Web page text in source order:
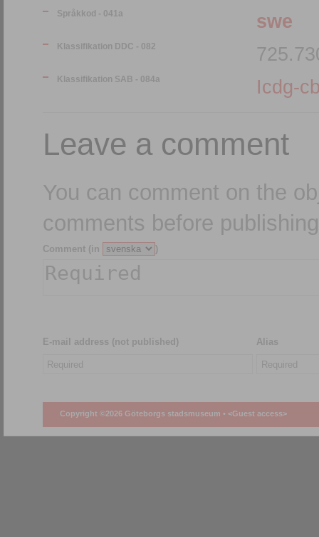
Språkkod - 041a swe
Klassifikation DDC - 082
Klassifikation SAB - 084a Icdg-
Leave a comment
You can comment on the
comments before
Comment (in )
E-mail address (not published) Alias
Copyright ©2026 Göteborgs stadsmuseum • <Guest access>